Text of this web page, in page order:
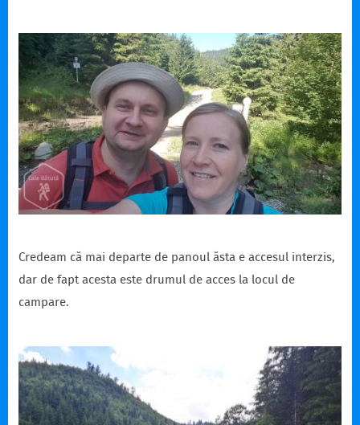
Credeam că mai departe de panoul ăsta e accesul interzis,
dar de fapt acesta este drumul de acces la locul de
campare.